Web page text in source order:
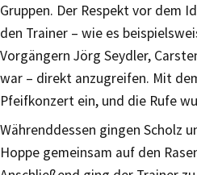
Gruppen. Der Respekt vor dem
den Trainer – wie es
Vorgängern Jörg Seydler,
war – direkt anzugreifen. Mit
Pfeifkonzert ein, und die Rufe
Währenddessen gingen Scholz
Hoppe gemeinsam auf den